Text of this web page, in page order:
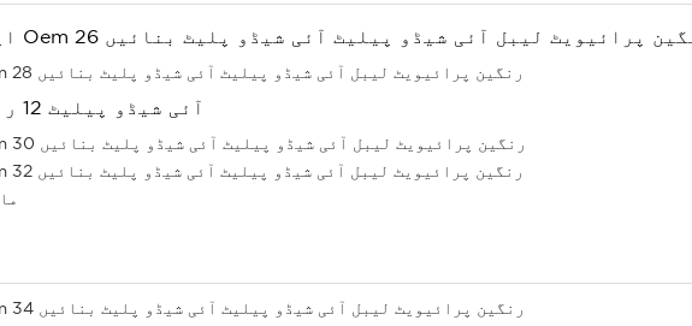
DIY آئی شیڈو پیلیٹ 12 رنگ 16 رنگین آئی شیڈو پیلیٹ